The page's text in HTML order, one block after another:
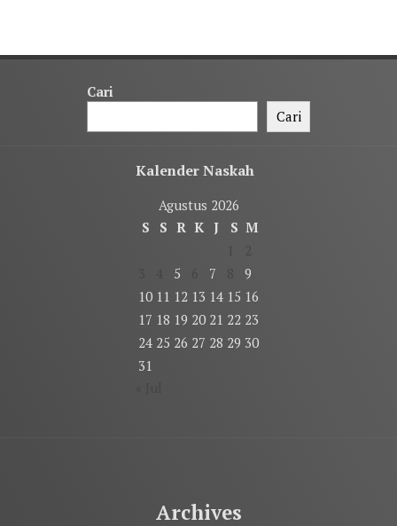
Cari
Cari
Kalender Naskah
Agustus 2026
S
S R K J S M
5 7
9
10 11 12 13 14 15 16
17 18 19 20 21 22 23
24 25 26 27 28 29 30
31
Archives